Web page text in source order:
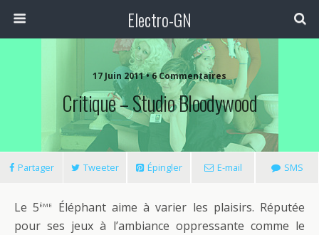
Electro-GN
17 Juin 2011 • 6 Commentaires
Critique – Studio Bloodywood
Partager Tweeter Épingler E-mail SMS
Le 5ème Éléphant aime à varier les plaisirs. Réputée
pour ses jeux à l’ambiance oppressante comme le